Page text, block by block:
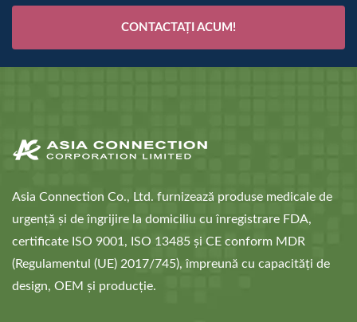
CONTACTAȚI ACUM!
Asia Connection Co., Ltd. furnizează produse medicale de
urgență și de îngrijire la domiciliu cu înregistrare FDA,
certificate ISO 9001, ISO 13485 și CE conform MDR
(Regulamentul (UE) 2017/745), împreună cu capacități de
design, OEM și producție.